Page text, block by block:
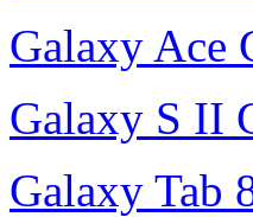
Galaxy Ace
Galaxy S II
Galaxy Tab